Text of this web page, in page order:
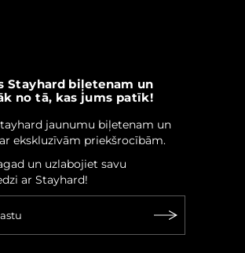
Stayhard biļetenam un
no tā, kas jums patīk!
jaunumu biļetenam un
ekskluzīvām priekšrocībām.
un uzlabojiet savu
ar Stayhard!